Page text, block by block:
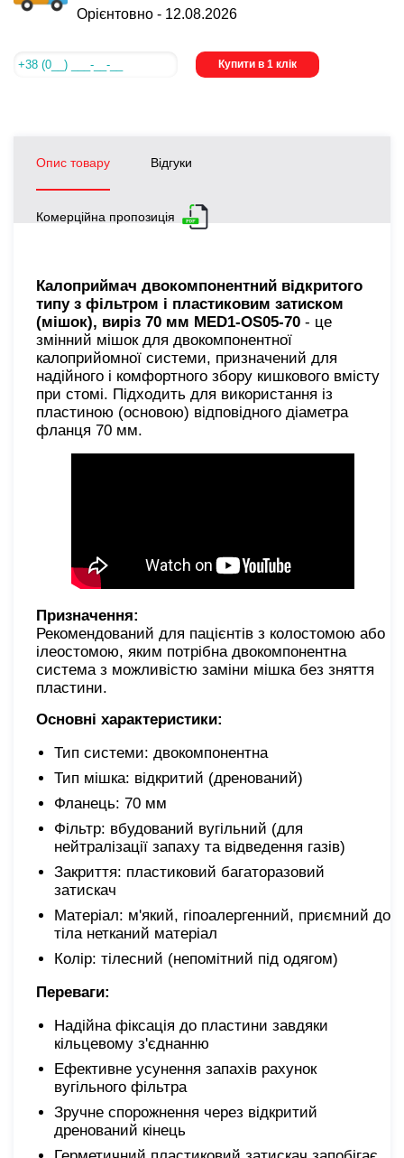
Орієнтовно - 12.08.2026
Купити в 1 клік
Опис товару Відгуки
Комерційна пропозиція
Калоприймач двокомпонентний відкритого
типу з фільтром і пластиковим затиском
(мішок), виріз 70 мм MED1-OS05-70 - це
змінний мішок для двокомпонентної
калоприйомної системи, призначений для
надійного і комфортного збору кишкового вмісту
при стомі. Підходить для використання із
пластиною (основою) відповідного діаметра
фланця 70 мм.
Призначення:
Рекомендований для пацієнтів з колостомою або
ілеостомою, яким потрібна двокомпонентна
система з можливістю заміни мішка без зняття
пластини.
Основні характеристики:
Тип системи: двокомпонентна
Тип мішка: відкритий (дренований)
Фланець: 70 мм
Фільтр: вбудований вугільний (для
нейтралізації запаху та відведення газів)
Закриття: пластиковий багаторазовий
затискач
Матеріал: м'який, гіпоалергенний, приємний до
тіла нетканий матеріал
Колір: тілесний (непомітний під одягом)
Переваги:
Надійна фіксація до пластини завдяки
кільцевому з'єднанню
Ефективне усунення запахів рахунок
вугільного фільтра
Зручне спорожнення через відкритий
дренований кінець